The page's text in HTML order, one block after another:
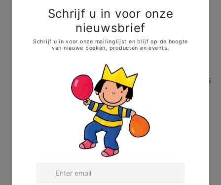
Winkelgegevens bekijken
Pimp je kleertjes met een Anna
strijkapplicatie.Strijkinstructies worden steeds
+ GRATIS 1 mini strijkapplicatie van Anna.
Formaat: 9 x 8 cm